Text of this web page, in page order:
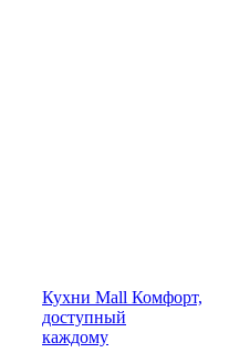
Кухни Mall Комфорт,
доступный
каждому